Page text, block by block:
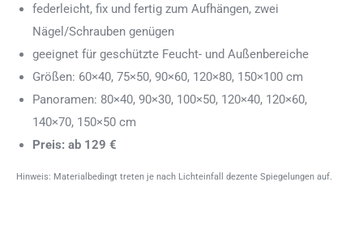
federleicht, fix und fertig zum Aufhängen, zwei
Nägel/Schrauben genügen
geeignet für geschützte Feucht- und Außenbereiche
Größen: 60×40, 75×50, 90×60, 120×80, 150×100 cm
Panoramen: 80×40, 90×30, 100×50, 120×40, 120×60,
140×70, 150×50 cm
Preis: ab 129 €
Hinweis: Materialbedingt treten je nach Lichteinfall dezente Spiegelungen auf.